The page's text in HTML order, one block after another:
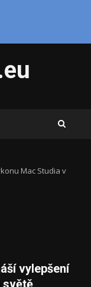
Mac Studia v
vylepšení
světě